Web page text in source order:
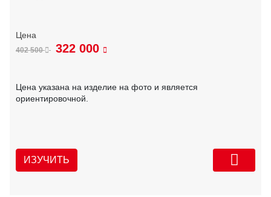
402 500 322 000
Цена указана на изделие на фото и является
ориентировочной.
ИЗУЧИТЬ